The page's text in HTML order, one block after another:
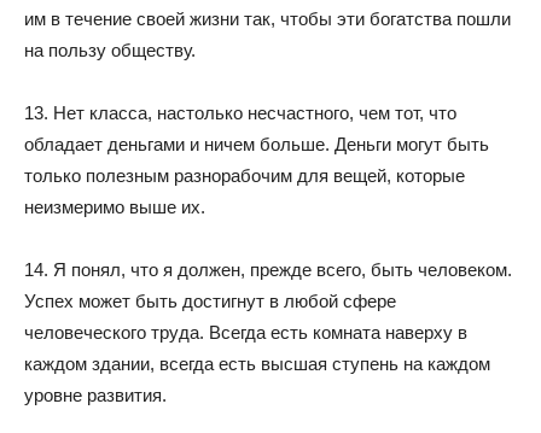
им в течение своей жизни так, чтобы эти богатства пошли
на пользу обществу.
13. Нет класса, настолько несчастного, чем тот, что
обладает деньгами и ничем больше. Деньги могут быть
только полезным разнорабочим для вещей, которые
неизмеримо выше их.
14. Я понял, что я должен, прежде всего, быть человеком.
Успех может быть достигнут в любой сфере
человеческого труда. Всегда есть комната наверху в
каждом здании, всегда есть высшая ступень на каждом
уровне развития.